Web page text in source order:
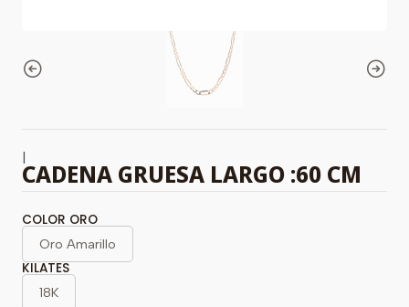
|
CADENA GRUESA LARGO :60 CM
COLOR ORO
Oro Amarillo
KILATES
18K